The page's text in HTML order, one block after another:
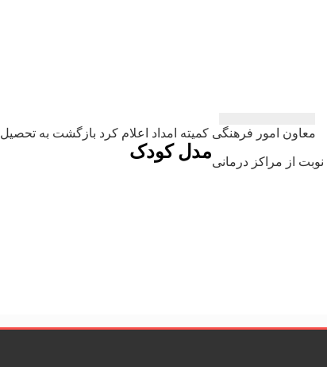
معاون امور فرهنگی كمیته امداد اعلام كرد بازگشت به تحصیل ۳۶ هزار دانش آموز در مرز بازماندگی از تحصیل
از مراکز درمانیمدل کودک